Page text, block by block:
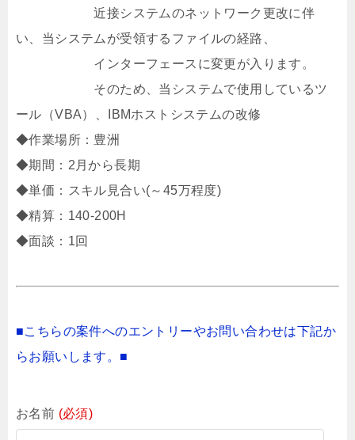
近接システムのネットワーク更改に伴
い、当システムが受領するファイルの経路、
インターフェースに変更が入ります。
そのため、当システムで使用しているツ
ール（VBA）、IBMホストシステムの改修
◆作業場所：豊洲
◆期間：2月から長期
◆単価：スキル見合い(～45万程度)
◆精算：140-200H
◆面談：1回
■こちらの案件へのエントリーやお問い合わせは下記か
らお願いします。■
お名前 (必須)